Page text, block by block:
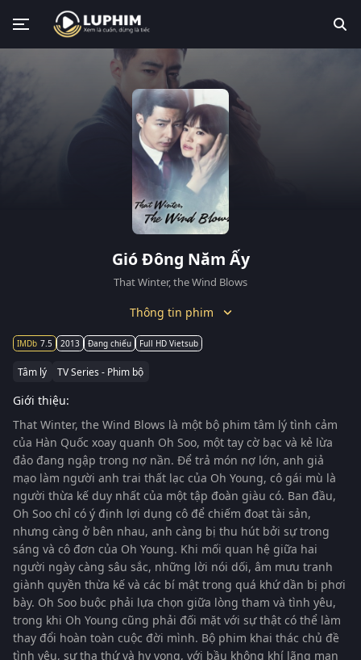
Gió Đông Năm Ấy
That Winter, the Wind Blows
Thông tin phim
7.5 2013 Đang chiếu Full HD Vietsub
Tâm lý TV Series - Phim bộ
Giới thiệu:
That Winter, the Wind Blows là một bộ phim tâm lý tình cảm
của Hàn Quốc xoay quanh Oh Soo, một tay cờ bạc và kẻ lừa
đảo đang ngập trong nợ nần. Để trả món nợ lớn, anh giả
mạo làm người anh trai thất lạc của Oh Young, cô gái mù là
người thừa kế duy nhất của một tập đoàn giàu có. Ban đầu,
Oh Soo chỉ có ý định lợi dụng cô để chiếm đoạt tài sản,
nhưng càng ở bên nhau, anh càng bị thu hút bởi sự trong
sáng và cô đơn của Oh Young. Khi mối quan hệ giữa hai
người ngày càng sâu sắc, những lời nói dối, âm mưu tranh
giành quyền thừa kế và các bí mật trong quá khứ dần bị phơi
bày. Oh Soo buộc phải lựa chọn giữa lòng tham và tình yêu,
trong khi Oh Young cũng phải đối mặt với sự thật có thể làm
thay đổi hoàn toàn cuộc đời mình. Bộ phim khai thác chủ đề
tình yêu, sự tha thứ và hy vọng, với bầu không khí lãng mạn